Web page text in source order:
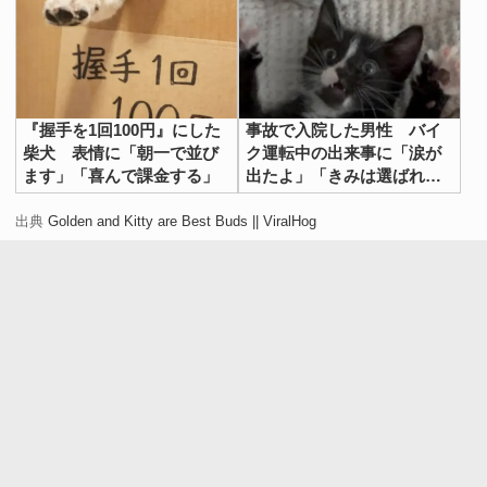
『握手を1回100円』にした
柴犬 表情に「朝一で並び
ます」「喜んで課金する」
事故で入院した男性 バイ
ク運転中の出来事に「涙が
出たよ」「きみは選ばれ
た」
出典 Golden and Kitty are Best Buds || ViralHog